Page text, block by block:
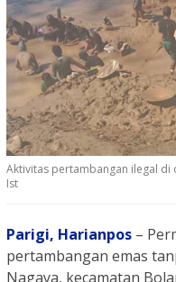
Aktivitas pertambangan ilegal di
Ist
Parigi, Harianpos –
pertambangan emas
Nagaya, kecamatan